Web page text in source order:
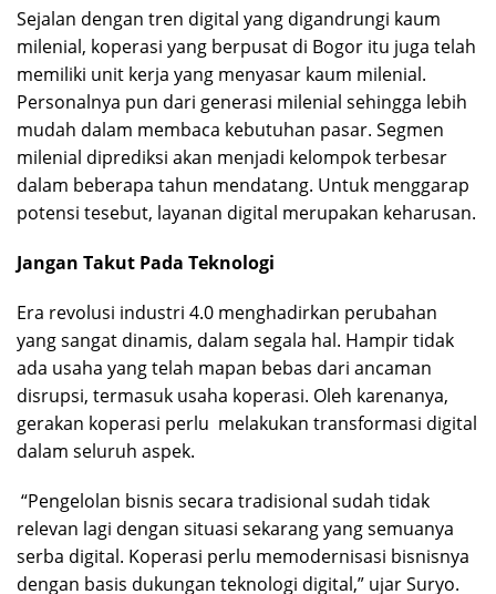
Sejalan dengan tren digital yang digandrungi kaum
milenial, koperasi yang berpusat di Bogor itu juga telah
memiliki unit kerja yang menyasar kaum milenial.
Personalnya pun dari generasi milenial sehingga lebih
mudah dalam membaca kebutuhan pasar. Segmen
milenial diprediksi akan menjadi kelompok terbesar
dalam beberapa tahun mendatang. Untuk menggarap
potensi tesebut, layanan digital merupakan keharusan.
Jangan Takut Pada Teknologi
Era revolusi industri 4.0 menghadirkan perubahan
yang sangat dinamis, dalam segala hal. Hampir tidak
ada usaha yang telah mapan bebas dari ancaman
disrupsi, termasuk usaha koperasi. Oleh karenanya,
gerakan koperasi perlu melakukan transformasi digital
dalam seluruh aspek.
“Pengelolan bisnis secara tradisional sudah tidak
relevan lagi dengan situasi sekarang yang semuanya
serba digital. Koperasi perlu memodernisasi bisnisnya
dengan basis dukungan teknologi digital,” ujar Suryo.